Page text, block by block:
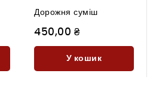
Дорожня суміш
450,00 ₴
У кошик